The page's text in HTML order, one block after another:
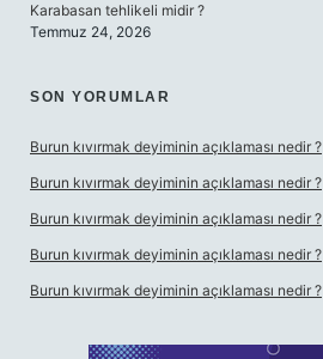
Karabasan tehlikeli midir ?
Temmuz 24, 2026
SON YORUMLAR
Burun kıvırmak deyiminin açıklaması nedir ?
Burun kıvırmak deyiminin açıklaması nedir ?
Burun kıvırmak deyiminin açıklaması nedir ?
Burun kıvırmak deyiminin açıklaması nedir ?
Burun kıvırmak deyiminin açıklaması nedir ?